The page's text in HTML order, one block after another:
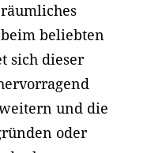
beliebten
sich dieser
und die
oder